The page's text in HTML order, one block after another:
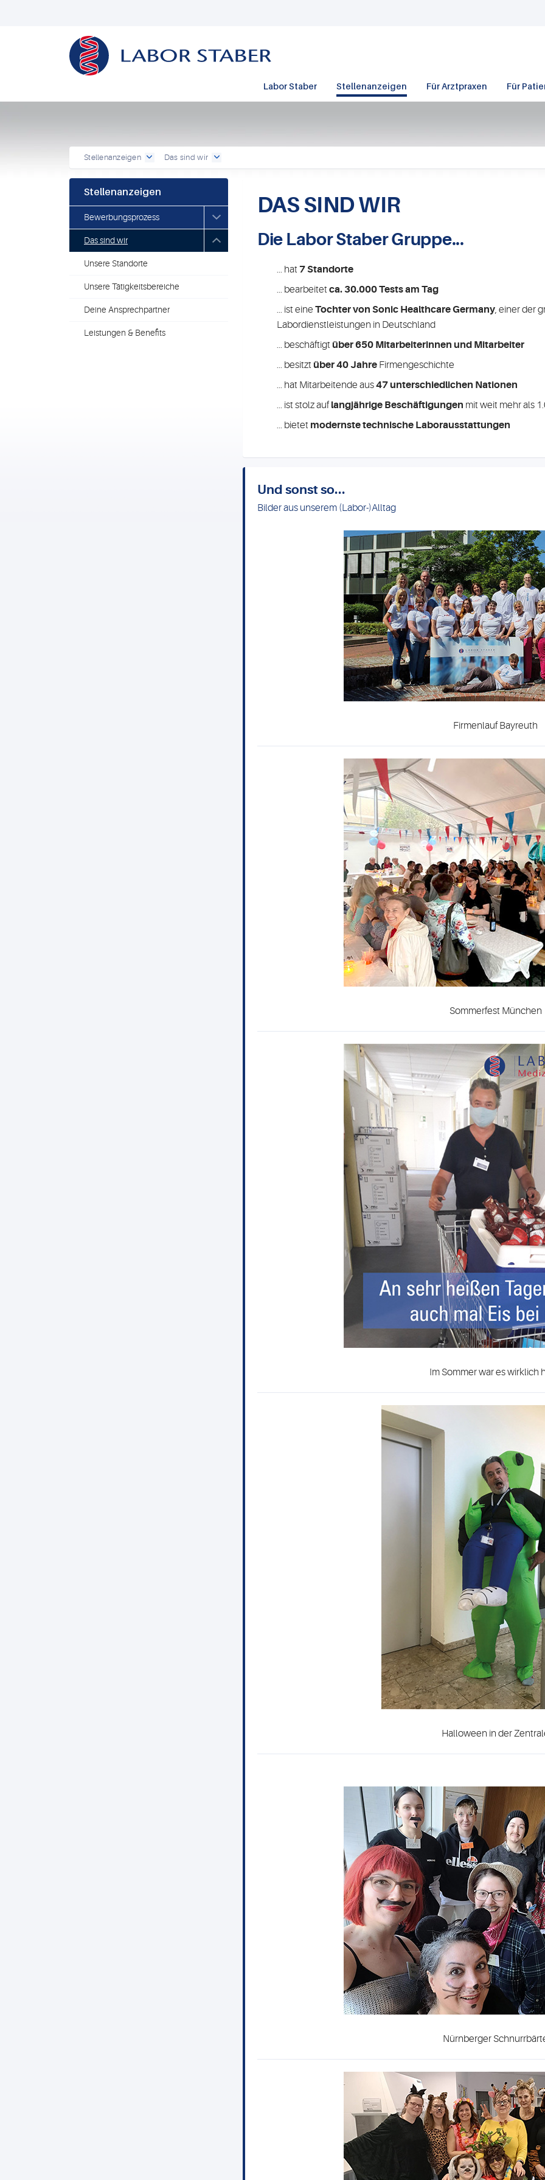
Labor Staber Stellenanzeigen Für Arztpraxen Für
Stellenanzeigen Das sind wir
Stellenanzeigen
Bewerbungsprozess
Das sind wir
Unsere Standorte
Unsere Tätigkeitsbereiche
Deine Ansprechpartner
Leistungen & Benefits
DAS SIND WIR
Die Labor Staber Gruppe...
... hat 7 Standorte
... bearbeitet ca. 30.000 Tests am Tag
... ist eine Tochter von Sonic Healthcare Germany, einer der
Labordienstleistungen in Deutschland
... beschäftigt über 650 Mitarbeiterinnen und Mitarbeiter
... besitzt über 40 Jahre Firmengeschichte
... hat Mitarbeitende aus47 unterschiedlichen Nationen
... ist stolz auflangjährige Beschäftigungen mit weit mehr als
... bietet modernste technische Laborausstattungen
Und sonst so...
Bilder aus unserem (Labor-)Alltag
Firmenlauf Bayreuth
Sommerfest München
Im Sommer war es wirklich
Halloween in der
Nürnberger